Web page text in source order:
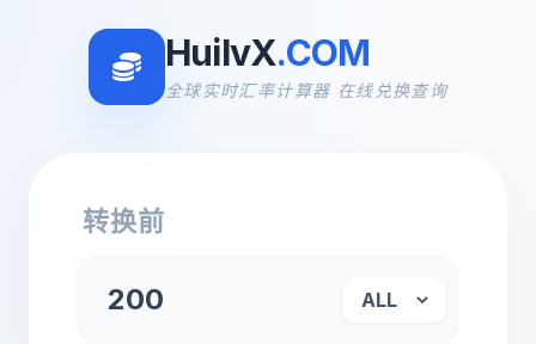
HuilvX.COM
全球实时汇率计算器 在线兑换查询
转换前